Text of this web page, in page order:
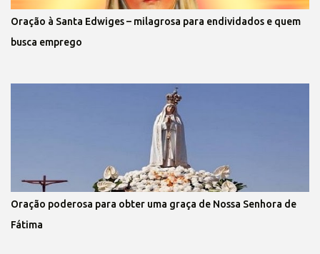
Oração à Santa Edwiges – milagrosa para endividados e quem
busca emprego
Oração poderosa para obter uma graça de Nossa Senhora de
Fátima